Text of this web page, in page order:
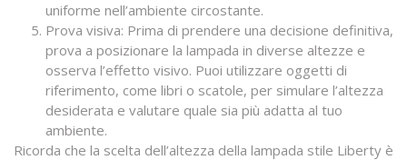
uniforme nell’ambiente circostante.
Prova visiva: Prima di prendere una decisione definitiva,
prova a posizionare la lampada in diverse altezze e
osserva l’effetto visivo. Puoi utilizzare oggetti di
riferimento, come libri o scatole, per simulare l’altezza
desiderata e valutare quale sia più adatta al tuo
ambiente.
Ricorda che la scelta dell’altezza della lampada stile Liberty è